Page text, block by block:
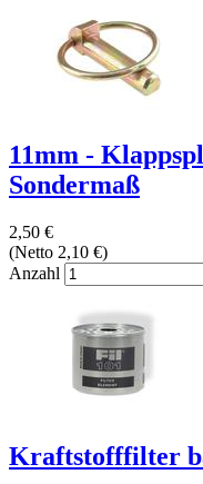
11mm -
Sondermaß
2,50 €
(Netto 2,10 €)
Anzahl
Kraftstofffilter